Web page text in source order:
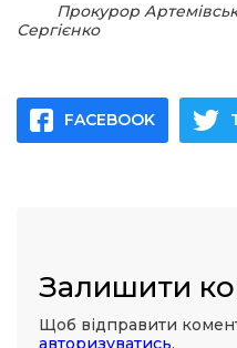
Прокурор
Сергієнко
FACEBOOK
Залишити
Щоб відправити
авторизуватись.